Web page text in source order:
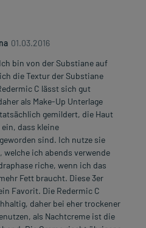
01.03.2016
bin von der Substiane auf
die Textur der Substiane
C lässt sich gut
als Make-Up Unterlage
gemildert, die Haut
dass kleine
sind. Ich nutze sie
ich abends verwende
riche, wenn ich das
Fett braucht. Diese 3er
Favorit. Die Redermic C
daher bei eher trockener
als Nachtcreme ist die